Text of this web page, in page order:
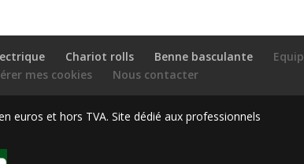
Chariot rolls Benne basculante
mes cookies Nous contacter
euros et hors TVA. Site dédié aux professionnels